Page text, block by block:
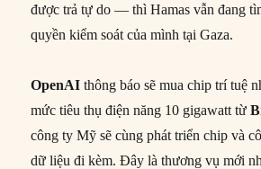
được trả tự do — thì Hamas vẫn đang
quyền kiểm soát của mình tại Gaza.
OpenAI thông báo sẽ mua chip trí tuệ
mức tiêu thụ điện năng 10 gigawatt từ
công ty Mỹ sẽ cùng phát triển chip và
dữ liệu đi kèm. Đây là thương vụ mới